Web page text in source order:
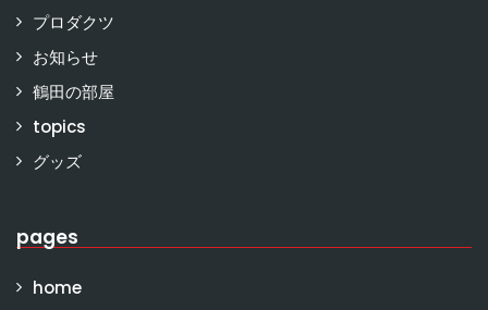
プロダクツ
お知らせ
鶴田の部屋
topics
グッズ
pages
home